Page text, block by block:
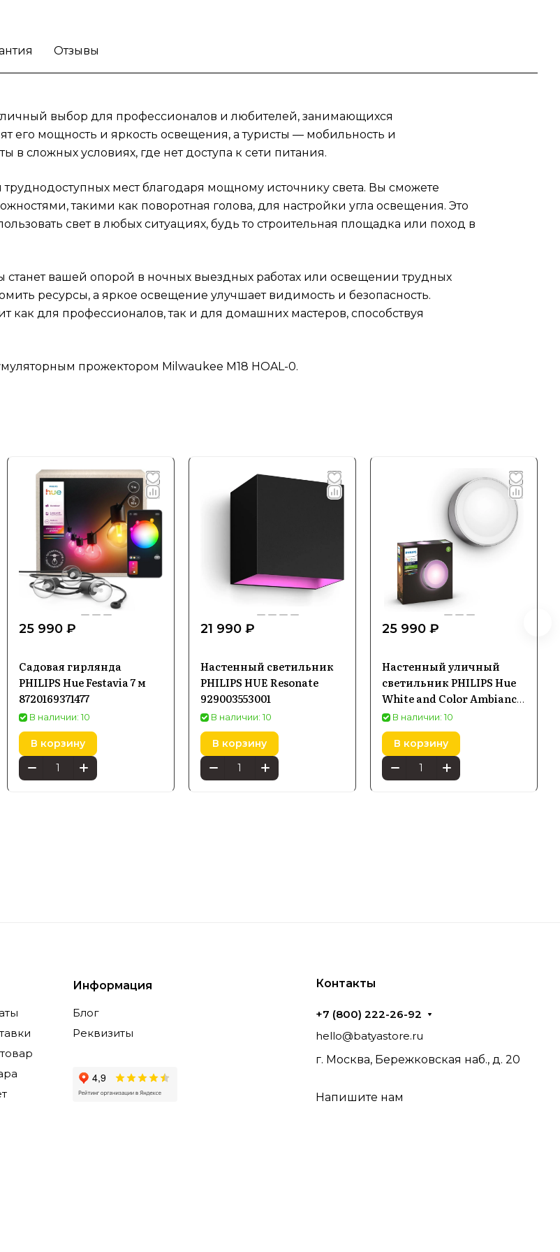
Аккумуляторный прожектор Milwaukee M18
эффективностью. Решите проблему
недостатка света в любых условиях с
аккумуляторным прожектором Milwaukee M18
Отзывы
выбор для профессионалов и любителей, занимающихся
его мощность и яркость освещения, а туристы — мобильность и
в сложных условиях, где нет доступа к сети питания.
мест благодаря мощному источнику света. Вы сможете
такими как поворотная голова, для настройки угла освещения. Это
свет в любых ситуациях, будь то строительная площадка или поход в
вашей опорой в ночных выездных работах или освещении трудных
ресурсы, а яркое освещение улучшает видимость и безопасность.
для профессионалов, так и для домашних мастеров, способствуя
прожектором Milwaukee M18 HOAL-0.
25 990 ₽
Садовая гирлянда
PHILIPS Hue Festavia 7 м
8720169371477
В наличии: 10
В корзину
21 990 ₽
Настенный светильник
PHILIPS HUE Resonate
929003553001
В наличии: 10
В корзину
25 990 ₽
Настенный уличный
светильник PHILIPS Hue
White and Color Ambiance
Daylo Wall Lantern
нержавеющая сталь
1746547P7
В наличии: 10
В корзину
Информация
Блог
Реквизиты
Контакты
+7 (800) 222-26-92
hello@batyastore.ru
г. Москва, Бережковская наб., д. 20
Напишите нам